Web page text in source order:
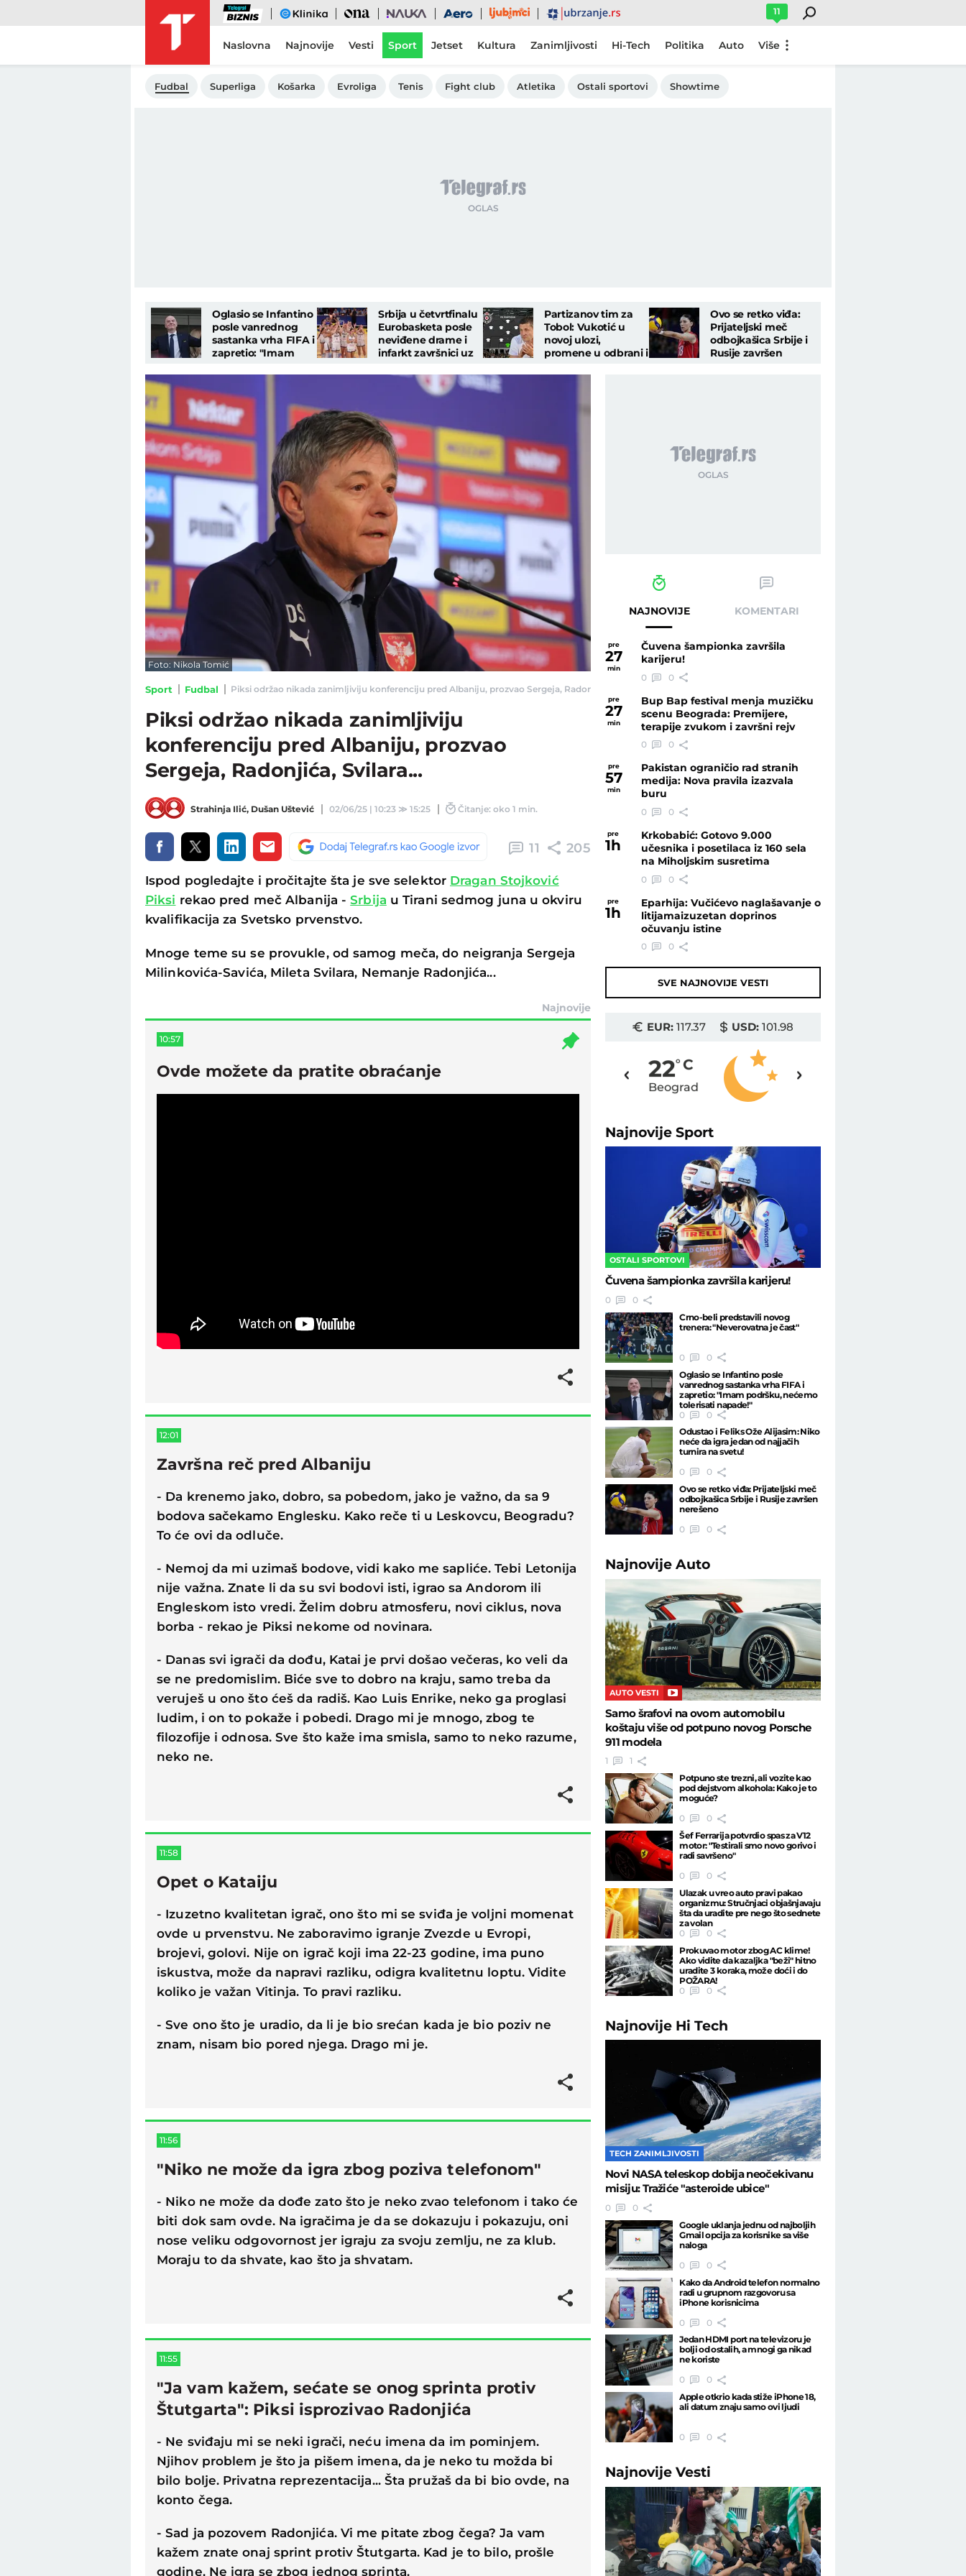
Biznis eKlinika Ona Nauka Aero Ljubimci Ubrzanje 11
Naslovna Najnovije Vesti Sport Jetset Kultura Zanimljivosti Hi-Tech Politika Auto Više
Fudbal Superliga Košarka Evroliga Tenis Fight club Atletika Ostali sportovi Showtime
Oglasio se Infantino
posle vanrednog
sastanka vrha FIFA i
zapretio: "Imam
tolerisati napade!"
Srbija u četvrtfinalu
Eurobasketa posle
neviđene drame i
infarkt završnici uz
Partizanov tim za
Tobol: Vukotić u
novoj ulozi,
promene u odbrani i
Ovo se retko viđa:
Prijateljski meč
odbojkašica Srbije i
Rusije završen
Foto: Nikola Tomić
Sport Fudbal Piksi održao nikada zanimljiviju konferenciju pred Albaniju, prozvao Sergeja, Radonjića, Svilara... - Telegraf.rs
Piksi održao nikada zanimljiviju
konferenciju pred Albaniju, prozvao
Sergeja, Radonjića, Svilara...
Strahinja Ilić, Dušan Uštević 02/06/25 | 10:23 ≫ 15:25 Čitanje: oko 1 min.
11 205
Ispod pogledajte i pročitajte šta je sve selektor Dragan Stojković
Piksi rekao pred meč Albanija -Srbija u Tirani sedmog juna u okviru
kvalifikacija za Svetsko prvenstvo.
Mnoge teme su se provukle, od samog meča, do neigranja Sergeja
Milinkovića-Savića, Mileta Svilara, Nemanje Radonjića...
Najnovije
10:57
Ovde možete da pratite obraćanje
12:01
Završna reč pred Albaniju
- Da krenemo jako, dobro, sa pobedom, jako je važno, da sa 9
bodova sačekamo Englesku. Kako reče ti u Leskovcu, Beogradu?
To će ovi da odluče.
- Nemoj da mi uzimaš bodove, vidi kako me sapliće. Tebi Letonija
nije važna. Znate li da su svi bodovi isti, igrao sa Andorom ili
Engleskom isto vredi. Želim dobru atmosferu, novi ciklus, nova
borba - rekao je Piksi nekome od novinara.
- Danas svi igrači da dođu, Katai je prvi došao večeras, ko veli da
se ne predomislim. Biće sve to dobro na kraju, samo treba da
veruješ u ono što ćeš da radiš. Kao Luis Enrike, neko ga proglasi
ludim, i on to pokaže i pobedi. Drago mi je mnogo, zbog te
filozofije i odnosa. Sve što kaže ima smisla, samo to neko razume,
neko ne.
11:58
Opet o Kataiju
- Izuzetno kvalitetan igrač, ono što mi se sviđa je voljni momenat
ovde u prvenstvu. Ne zaboravimo igranje Zvezde u Evropi,
brojevi, golovi. Nije on igrač koji ima 22-23 godine, ima puno
iskustva, može da napravi razliku, odigra kvalitetnu loptu. Vidite
koliko je važan Vitinja. To pravi razliku.
- Sve ono što je uradio, da li je bio srećan kada je bio poziv ne
znam, nisam bio pored njega. Drago mi je.
11:56
"Niko ne može da igra zbog poziva telefonom"
- Niko ne može da dođe zato što je neko zvao telefonom i tako će
biti dok sam ovde. Na igračima je da se dokazuju i pokazuju, oni
nose veliku odgovornost jer igraju za svoju zemlju, ne za klub.
Moraju to da shvate, kao što ja shvatam.
11:55
"Ja vam kažem, sećate se onog sprinta protiv
Štutgarta": Piksi isprozivao Radonjića
- Ne sviđaju mi se neki igrači, neću imena da im pominjem.
Njihov problem je što ja pišem imena, da je neko tu možda bi
bilo bolje. Privatna reprezentacija... Šta pružaš da bi bio ovde, na
konto čega.
- Sad ja pozovem Radonjića. Vi me pitate zbog čega? Ja vam
kažem znate onaj sprint protiv Štutgarta. Kad je to bilo, prošle
godine. Ne igra se zbog jednog sprinta.
NAJNOVIJE KOMENTARI
pre
27
min
Čuvena šampionka završila
karijeru!
0 0
pre
27
min
Bup Bap festival menja muzičku
scenu Beograda: Premijere,
terapije zvukom i završni rejv
0 0
pre
57
min
Pakistan ograničio rad stranih
medija: Nova pravila izazvala
buru
0 0
pre
1h
Krkobabić: Gotovo 9.000
učesnika i posetilaca iz 160 sela
na Miholjskim susretima
0 0
pre
1h
Eparhija: Vučićevo naglašavanje o
litijamaizuzetan doprinos
očuvanju istine
0 0
SVE NAJNOVIJE VESTI
EUR:117.37 USD: 101.98
16 22o C
Beograd
NajnovijeSport
OSTALI SPORTOVI
Čuvena šampionka završila karijeru!
0
0
Crno-beli predstavili novog
trenera: "Neverovatna je čast"
0
0
Oglasio se Infantino posle
vanrednog sastanka vrha FIFA i
zapretio: "Imam podršku, nećemo
tolerisati napade!"
0
0
Odustao i Feliks Ože Alijasim: Niko
neće da igra jedan od najjačih
turnira na svetu!
0
0
Ovo se retko viđa: Prijateljski meč
odbojkašica Srbije i Rusije završen
nerešeno
0
0
NajnovijeAuto
AUTO VESTI
Samo šrafovi na ovom automobilu
koštaju više od potpuno novog Porsche
911 modela
1
1
Potpuno ste trezni, ali vozite kao
pod dejstvom alkohola: Kako je to
moguće?
0
0
Šef Ferrarija potvrdio spas za V12
motor: "Testirali smo novo gorivo i
radi savršeno"
0
0
Ulazak u vreo auto pravi pakao
organizmu: Stručnjaci objašnjavaju
šta da uradite pre nego što sednete
za volan
0
0
Prokuvao motor zbog AC klime!
Ako vidite da kazaljka "beži" hitno
uradite 3 koraka, može doći i do
POŽARA!
0
0
Najnovije Hi Tech
TECH ZANIMLJIVOSTI
Novi NASA teleskop dobija neočekivanu
misiju: Tražiće "asteroide ubice"
0
0
Google uklanja jednu od najboljih
Gmail opcija za korisnike sa više
naloga
0
0
Kako da Android telefon normalno
radi u grupnom razgovoru sa
iPhone korisnicima
0
0
Jedan HDMI port na televizoru je
bolji od ostalih, a mnogi ga nikad
ne koriste
0
0
Apple otkrio kada stiže iPhone 18,
ali datum znaju samo ovi ljudi
0 0
NajnovijeVesti